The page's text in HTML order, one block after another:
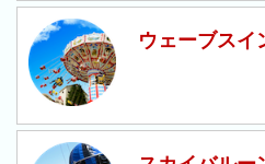
混
雑
グ
ラ
フ
ウェーブスイ